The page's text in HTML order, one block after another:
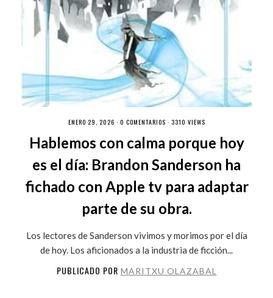
ENERO 29, 2026 · 0 COMENTARIOS · 3310 VIEWS
Hablemos con calma porque hoy
es el día: Brandon Sanderson ha
fichado con Apple tv para adaptar
parte de su obra.
Los lectores de Sanderson vivimos y morimos por el día
de hoy. Los aficionados a la industria de ficción...
PUBLICADO POR MARITXU OLAZABAL